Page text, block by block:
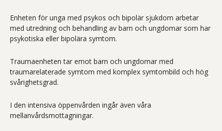
Enheten för unga med psykos och bipolär sjukdom arbetar
med utredning och behandling av barn och ungdomar som har
psykotiska eller bipolära symtom.
Traumaenheten tar emot barn och ungdomar med
traumarelaterade symtom med komplex symtombild och hög
svårighetsgrad.
I den intensiva öppenvården ingår även våra
mellanvårdsmottagningar.